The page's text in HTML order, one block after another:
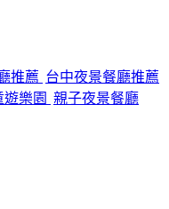
推薦 台中夜景餐廳推薦
遊樂園 親子夜景餐廳